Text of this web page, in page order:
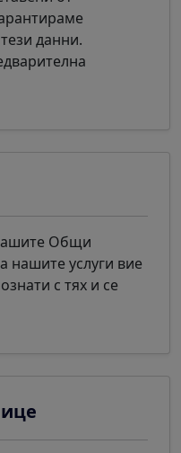
данни.
Общи
нашите услуги вие
с тях и се